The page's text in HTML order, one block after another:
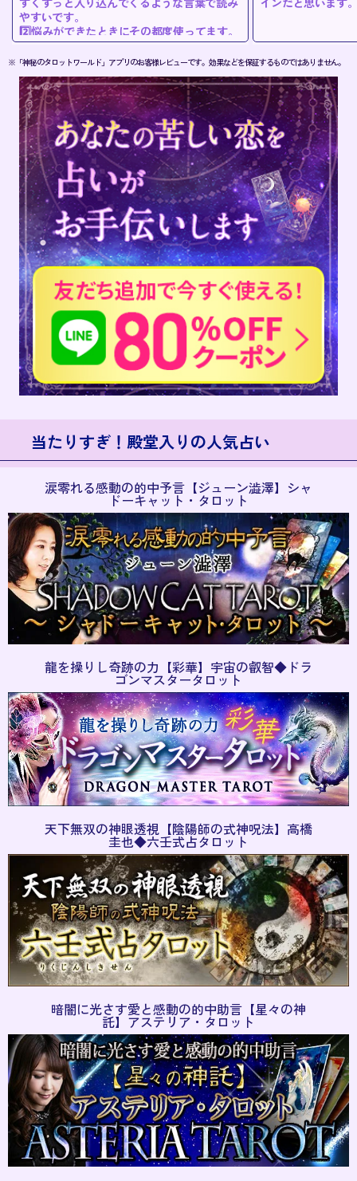
※「神秘のタロットワールド」アプリのお客様レビューです。効果などを保証するものではありません。
当たりすぎ！殿堂入りの人気占い
涙零れる感動の的中予言【ジューン澁澤】シャ
ドーキャット・タロット
龍を操りし奇跡の力【彩華】宇宙の叡智◆ドラ
ゴンマスタータロット
天下無双の神眼透視【陰陽師の式神呪法】高橋
圭也◆六壬式占タロット
暗闇に光さす愛と感動の的中助言【星々の神
託】アステリア・タロット